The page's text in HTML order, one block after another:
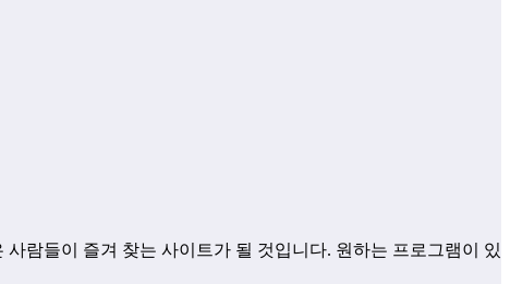
람들이 즐겨 찾는 사이트가 될 것입니다. 원하는 프로그램이 있